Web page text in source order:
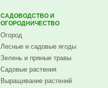
САДОВОДСТВО И
ОГОРОДНИЧЕСТВО
Огород
Лесные и садовые ягоды
Зелень и пряные травы
Садовые растения
Выращивание растений